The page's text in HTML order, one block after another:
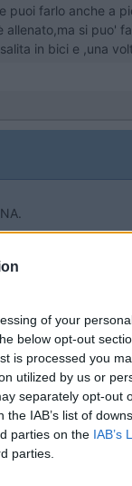
of your
below opt-out
is processed you
utilized by us or
separately opt-out
IAB’s list of
parties on the IAB’s
parties.
puoi farlo anche a
si puo'
in bici e ,una